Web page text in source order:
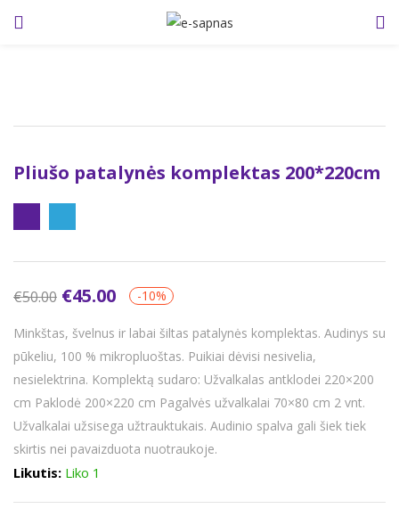
Pliušo patalynės komplektas 200*220cm
€50.00 €45.00 -10%
Minkštas, švelnus ir labai šiltas patalynės komplektas. Audinys su
pūkeliu, 100 % mikropluoštas. Puikiai dėvisi nesivelia,
nesielektrina. Komplektą sudaro: Užvalkalas antklodei 220×200
cm Paklodė 200×220 cm Pagalvės užvalkalai 70×80 cm 2 vnt.
Užvalkalai užsisega užtrauktukais. Audinio spalva gali šiek tiek
skirtis nei pavaizduota nuotraukoje.
Likutis: Liko 1